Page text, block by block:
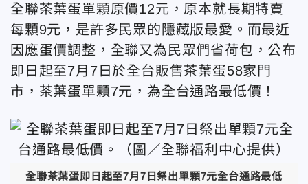
全聯茶葉蛋單顆原價12元，原本就長期特賣
每顆9元，是許多民眾的隱藏版最愛。而最近
因應蛋價調整，全聯又為民眾們省荷包，公布
即日起至7月7日於全台販售茶葉蛋58家門
市，茶葉蛋單顆7元，為全台通路最低價！
全聯茶葉蛋即日起至7月7日祭出單顆7元全台通路最低